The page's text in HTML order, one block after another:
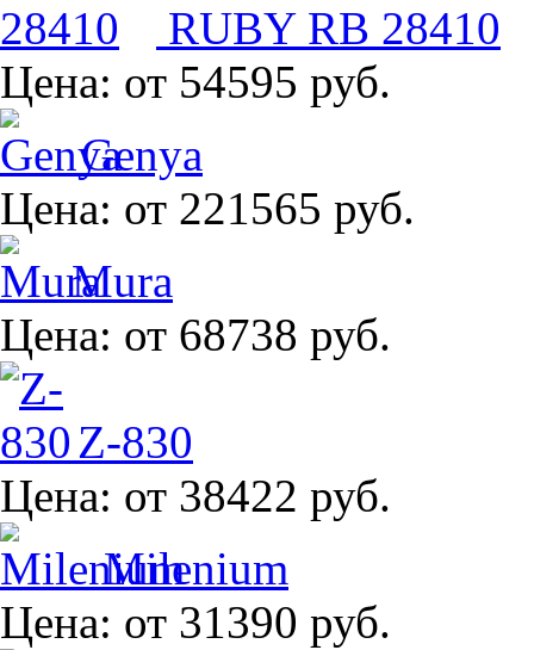
RUBY RB 28410
Цена: от 54595 руб.
Genya
Цена: от 221565 руб.
Mura
Цена: от 68738 руб.
Z-830
Цена: от 38422 руб.
Milenium
Цена: от 31390 руб.